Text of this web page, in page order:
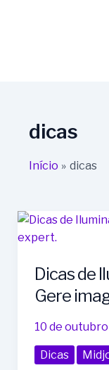
dicas
Início dicas
Dicas de
Gere
10 de
Dicas
Dicas
de
para
IA
Gere
imagens
como